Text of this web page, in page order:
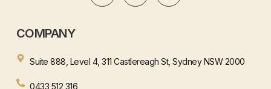
COMPANY
Suite 888, Level 4, 311 Castlereagh St, Sydney NSW 2000
0433 512 316